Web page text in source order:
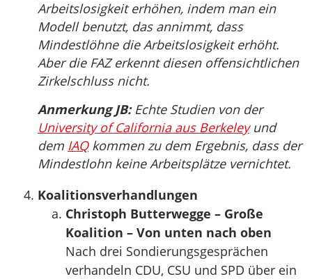
Arbeitslosigkeit erhöhen, indem man ein
Modell benutzt, das annimmt, dass
Mindestlöhne die Arbeitslosigkeit erhöht.
Aber die FAZ erkennt diesen offensichtlichen
Zirkelschluss nicht.
Anmerkung JB:Echte Studien von der
University of California aus Berkeleyund
dem IAQkommen zu dem Ergebnis, dass der
Mindestlohn keine Arbeitsplätze vernichtet.
Koalitionsverhandlungen
Christoph Butterwegge – Große
Koalition – Von unten nach oben
Nach drei Sondierungsgesprächen
verhandeln CDU, CSU und SPD über ein